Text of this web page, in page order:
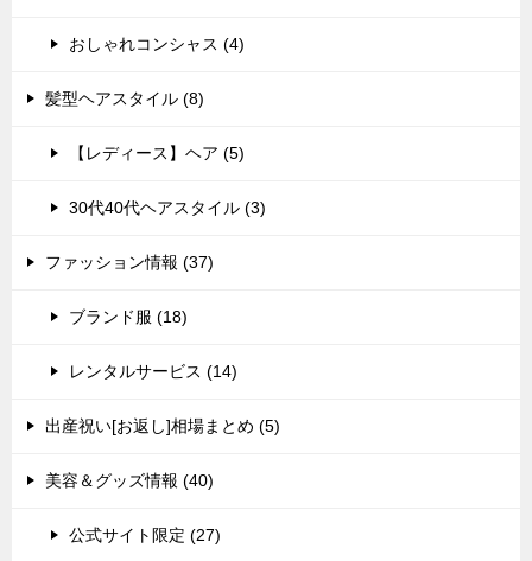
おしゃれコンシャス (4)
髪型ヘアスタイル (8)
【レディース】ヘア (5)
30代40代ヘアスタイル (3)
ファッション情報 (37)
ブランド服 (18)
レンタルサービス (14)
出産祝い[お返し]相場まとめ (5)
美容＆グッズ情報 (40)
公式サイト限定 (27)